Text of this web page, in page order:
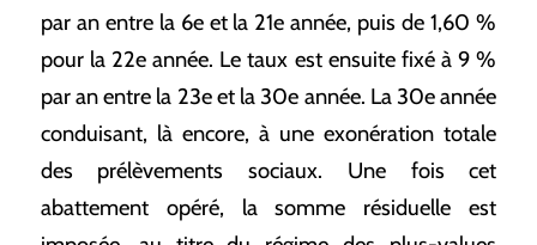
par an entre la 6e et la 21e année, puis de 1,60 %
pour la 22e année. Le taux est ensuite fixé à 9 %
par an entre la 23e et la 30e année. La 30e année
conduisant, là encore, à une exonération totale
des prélèvements sociaux. Une fois cet
abattement opéré, la somme résiduelle est